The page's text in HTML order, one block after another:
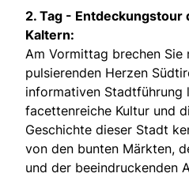
2. Tag - Entdeckungstour
Kaltern:
Am Vormittag brechen Sie
pulsierenden Herzen
informativen Stadtführung
facettenreiche Kultur und
Geschichte dieser Stadt
von den bunten Märkten,
und der beeindruckenden